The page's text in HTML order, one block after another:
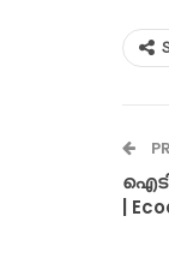
ഐടി
|